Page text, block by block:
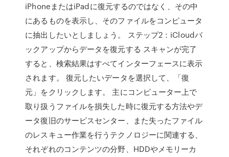
iPhoneまたはiPadに復元するのではなく、その中
にあるものを表示し、そのファイルをコンピュータ
に抽出したいとしましょう。 ステップ2：iCloudバ
ックアップからデータを復元する スキャンが完了
すると、検索結果はすべてインターフェースに表示
されます。 復元したいデータを選択して、「復
元」をクリックします。 主にコンピューター上で
取り扱うファイルを損失した時に復元する方法やデ
ータ復旧のサービスセンター、また失ったファイル
のレスキュー作業を行うテクノロジーに関連する、
それぞれのコンテンツの分野、HDDやメモリーカ